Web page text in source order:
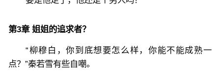
第3章 姐姐的追求者？
“柳穆白，你到底想要怎么样，你能不能成熟一
点？”秦若雪有些自嘲。